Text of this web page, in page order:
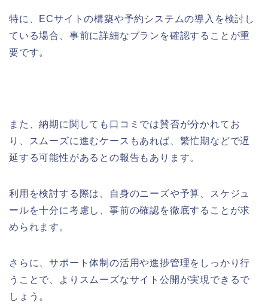
特に、ECサイトの構築や予約システムの導入を検討し
ている場合、事前に詳細なプランを確認することが重
要です。
また、納期に関しても口コミでは賛否が分かれてお
り、スムーズに進むケースもあれば、繁忙期などで遅
延する可能性があるとの報告もあります。
利用を検討する際は、自身のニーズや予算、スケジュ
ールを十分に考慮し、事前の確認を徹底することが求
められます。
さらに、サポート体制の活用や進捗管理をしっかり行
うことで、よりスムーズなサイト公開が実現できるで
しょう。